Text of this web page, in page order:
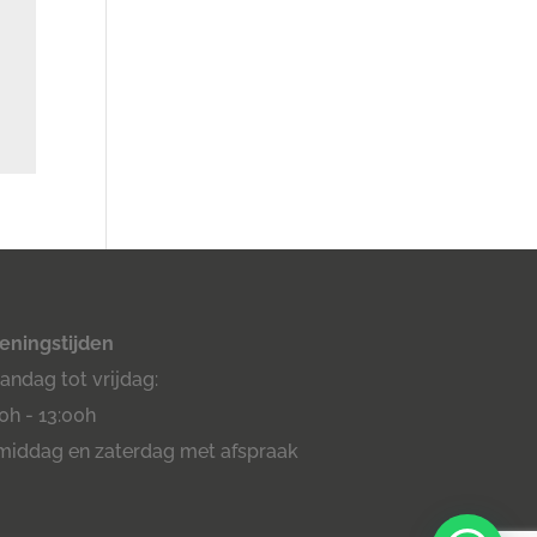
tot vrijdag:
- 13:00h
en zaterdag met afspraak